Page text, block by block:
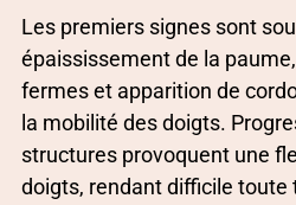
Les premiers signes sont
épaississement de la
fermes et apparition de
la mobilité des doigts.
structures provoquent une
doigts, rendant difficile toute